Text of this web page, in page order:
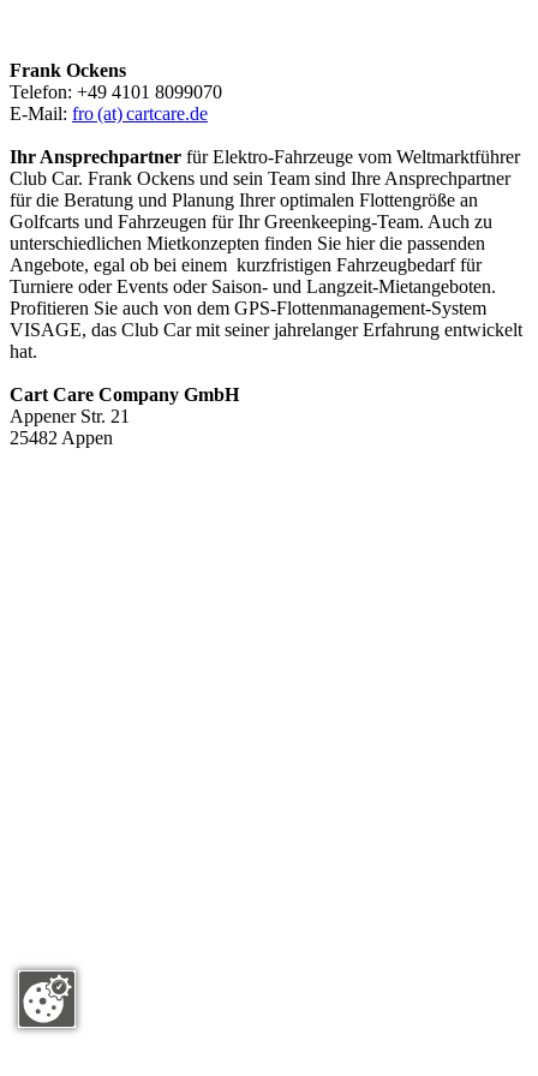
Frank Ockens
Telefon: +49 4101 8099070
E-Mail: fro (at) cartcare.de
Ihr Ansprechpartner für Elektro-Fahrzeuge vom Weltmarktführer
Club Car. Frank Ockens und sein Team sind Ihre Ansprechpartner
für die Beratung und Planung Ihrer optimalen Flottengröße an
Golfcarts und Fahrzeugen für Ihr Greenkeeping-Team. Auch zu
unterschiedlichen Mietkonzepten finden Sie hier die passenden
Angebote, egal ob bei einem kurzfristigen Fahrzeugbedarf für
Turniere oder Events oder Saison- und Langzeit-Mietangeboten.
Profitieren Sie auch von dem GPS-Flottenmanagement-System
VISAGE, das Club Car mit seiner jahrelanger Erfahrung entwickelt
hat.
Cart Care Company GmbH
Appener Str. 21
25482 Appen